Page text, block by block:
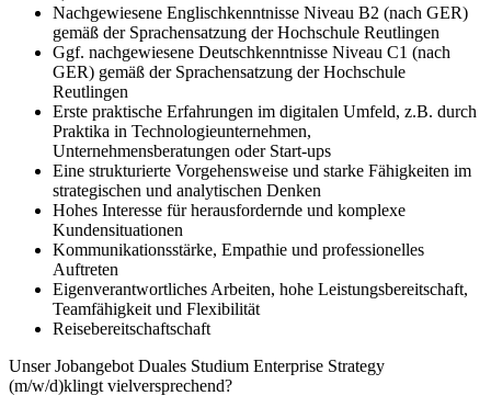
Nachgewiesene Englischkenntnisse Niveau B2 (nach GER)
gemäß der Sprachensatzung der Hochschule Reutlingen
Ggf. nachgewiesene Deutschkenntnisse Niveau C1 (nach
GER) gemäß der Sprachensatzung der Hochschule
Reutlingen
Erste praktische Erfahrungen im digitalen Umfeld, z.B. durch
Praktika in Technologieunternehmen,
Unternehmensberatungen oder Start-ups
Eine strukturierte Vorgehensweise und starke Fähigkeiten im
strategischen und analytischen Denken
Hohes Interesse für herausfordernde und komplexe
Kundensituationen
Kommunikationsstärke, Empathie und professionelles
Auftreten
Eigenverantwortliches Arbeiten, hohe Leistungsbereitschaft,
Teamfähigkeit und Flexibilität
Reisebereitschaftschaft
Unser Jobangebot Duales Studium Enterprise Strategy
(m/w/d)klingt vielversprechend?